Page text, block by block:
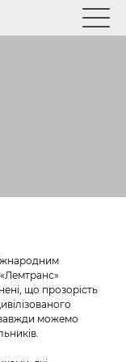
що прозорість
можемо